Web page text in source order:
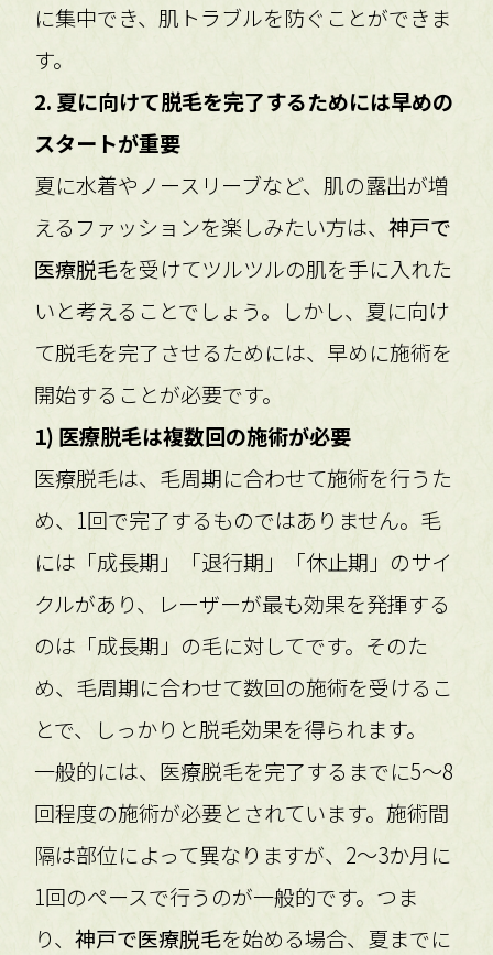
に集中でき、肌トラブルを防ぐことができま
す。
2. 夏に向けて脱毛を完了するためには早めの
スタートが重要
夏に水着やノースリーブなど、肌の露出が増
えるファッションを楽しみたい方は、神戸で
医療脱毛を受けてツルツルの肌を手に入れた
いと考えることでしょう。しかし、夏に向け
て脱毛を完了させるためには、早めに施術を
開始することが必要です。
1) 医療脱毛は複数回の施術が必要
医療脱毛は、毛周期に合わせて施術を行うた
め、1回で完了するものではありません。毛
には「成長期」「退行期」「休止期」のサイ
クルがあり、レーザーが最も効果を発揮する
のは「成長期」の毛に対してです。そのた
め、毛周期に合わせて数回の施術を受けるこ
とで、しっかりと脱毛効果を得られます。
一般的には、医療脱毛を完了するまでに5〜8
回程度の施術が必要とされています。施術間
隔は部位によって異なりますが、2〜3か月に
1回のペースで行うのが一般的です。つま
り、神戸で医療脱毛を始める場合、夏までに